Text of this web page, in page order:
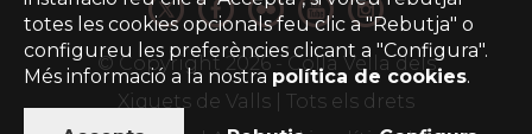
totes les cookies opcionals feu clic a "Rebutja" o
configureu les preferències clicant a "Configura".
Més informació a la nostrapolítica de cookies.
© Copyright2026- Colla Vella dels
Xiquets de Valls | Tots els drets